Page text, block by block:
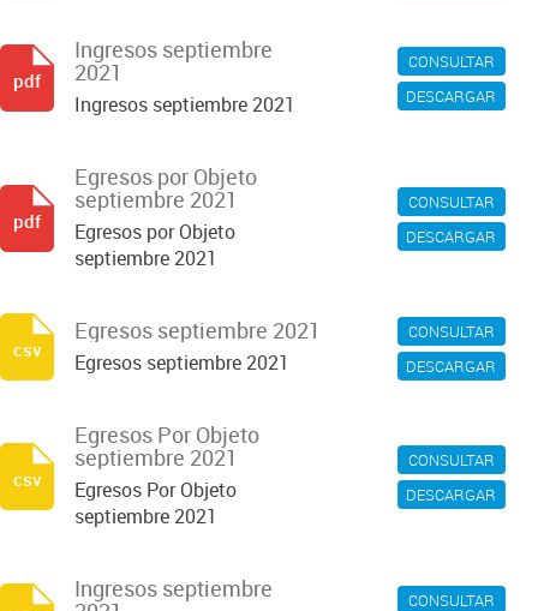
CONSULTAR
DESCARGAR
Ingresos septiembre
2021
Ingresos septiembre 2021
pdf
CONSULTAR
DESCARGAR
Egresos por Objeto
septiembre 2021
Egresos por Objeto
septiembre 2021
pdf
CONSULTAR
DESCARGAR
Egresos septiembre 2021
Egresos septiembre 2021
csv
CONSULTAR
DESCARGAR
Egresos Por Objeto
septiembre 2021
Egresos Por Objeto
septiembre 2021
csv
CONSULTAR
Ingresos septiembre